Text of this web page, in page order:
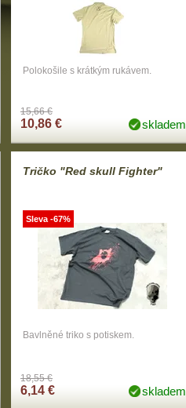
Polokošile s krátkým rukávem.
15,66 €
10,86 € skladem
Tričko "Red skull Fighter"
Bavlněné triko s potiskem.
18,55 €
6,14 € skladem
Sleva -67%